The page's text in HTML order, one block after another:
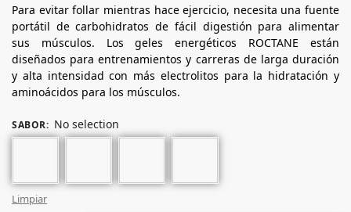
Para evitar follar mientras hace ejercicio, necesita una fuente
portátil de carbohidratos de fácil digestión para alimentar
sus músculos. Los geles energéticos ROCTANE están
diseñados para entrenamientos y carreras de larga duración
y alta intensidad con más electrolitos para la hidratación y
aminoácidos para los músculos.
SABOR: No selection
Limpiar